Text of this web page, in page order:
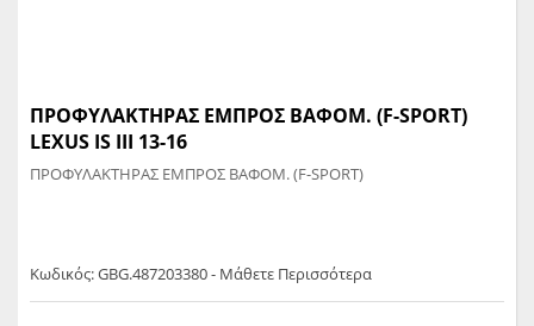
ΠΡΟΦΥΛΑΚΤΗΡΑΣ ΕΜΠΡΟΣ ΒΑΦΟΜ. (F-SPORT)
LEXUS IS III 13-16
ΠΡΟΦΥΛΑΚΤΗΡΑΣ ΕΜΠΡΟΣ ΒΑΦΟΜ. (F-SPORT)
Κωδικός: GBG.487203380 - Μάθετε Περισσότερα